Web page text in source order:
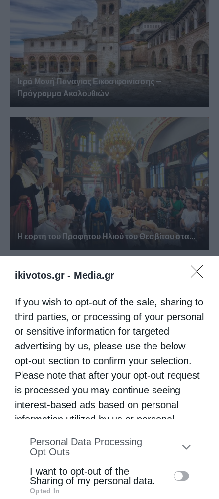
ikivotos.gr - Media.gr
If you wish to opt-out of the sale, sharing to
third parties, or processing of your personal
or sensitive information for targeted
advertising by us, please use the below
opt-out section to confirm your selection.
Please note that after your opt-out request
is processed you may continue seeing
interest-based ads based on personal
information utilized by us or personal
to your opt-out. You may separately opt-out
information by third parties on the IAB’s list
of downstream participants. This
Personal Data Processing
Opt Outs
I want to opt-out of the
Sharing of my personal data.
Opted In
Ιερά Μονή Παναγίας Εικοσιφοινίσσης –
Πρόγραμμα Ακολουθιών
Η εορτή του Προφήτου Ηλιού του Θεσβίτου στα...
Σερρών Θεολόγος: «Εννοούντες τα σημεία των
καιρών, ας...